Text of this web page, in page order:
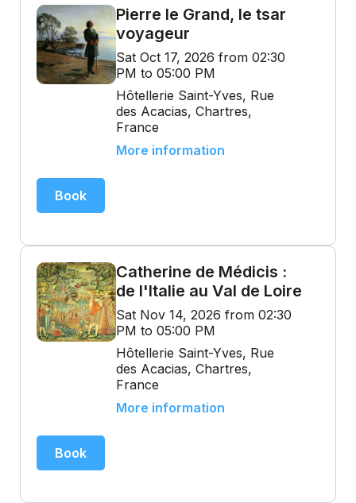
Pierre le Grand, le tsar
voyageur
Sat Oct 17, 2026 from 02:30
PM to 05:00 PM
Hôtellerie Saint-Yves, Rue
des Acacias, Chartres,
France
More information
Book
Catherine de Médicis :
de l'Italie au Val de Loire
Sat Nov 14, 2026 from 02:30
PM to 05:00 PM
Hôtellerie Saint-Yves, Rue
des Acacias, Chartres,
France
More information
Book